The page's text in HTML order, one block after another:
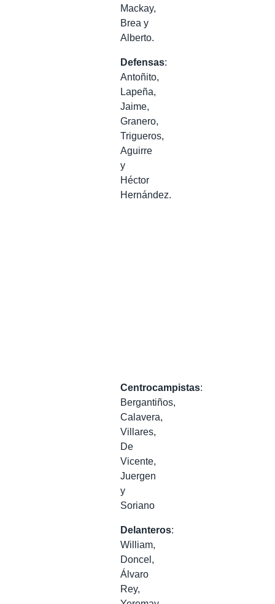
Mackay,
Brea y
Alberto.
Defensas:
Antoñito,
Lapeña,
Jaime,
Granero,
Trigueros,
Aguirre
y
Héctor
Hernández.
Centrocampistas:
Bergantiños,
Calavera,
Villares,
De
Vicente,
Juergen
y
Soriano
Delanteros:
William,
Doncel,
Álvaro
Rey,